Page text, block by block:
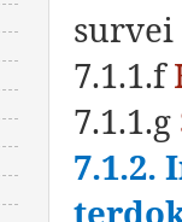
survei
7.1.1.f
7.1.1.g
7.1.2.